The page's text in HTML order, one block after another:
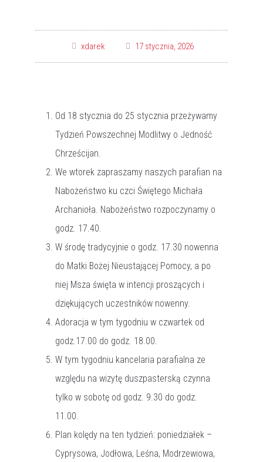
xdarek 17 stycznia, 2026
Od 18 stycznia do 25 stycznia przeżywamy
Tydzień Powszechnej Modlitwy o Jedność
Chrześcijan.
We wtorek zapraszamy naszych parafian na
Nabożeństwo ku czci Świętego Michała
Archanioła. Nabożeństwo rozpoczynamy o
godz. 17.40.
W środę tradycyjnie o godz. 17.30 nowenna
do Matki Bożej Nieustającej Pomocy, a po
niej Msza święta w intencji proszących i
dziękujących uczestników nowenny.
Adoracja w tym tygodniu w czwartek od
godz.17.00 do godz. 18.00.
W tym tygodniu kancelaria parafialna ze
względu na wizytę duszpasterską czynna
tylko w sobotę od godz. 9.30 do godz.
11.00.
Plan kolędy na ten tydzień: poniedziałek –
Cyprysowa, Jodłowa, Leśna, Modrzewiowa,